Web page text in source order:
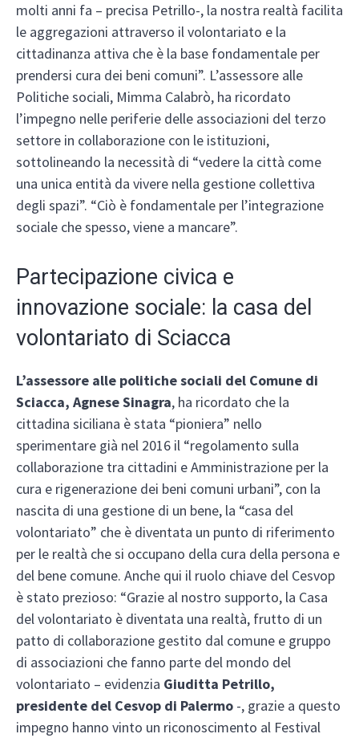
molti anni fa – precisa Petrillo-, la nostra realtà facilita
le aggregazioni attraverso il volontariato e la
cittadinanza attiva che è la base fondamentale per
prendersi cura dei beni comuni”. L’assessore alle
Politiche sociali, Mimma Calabrò, ha ricordato
l’impegno nelle periferie delle associazioni del terzo
settore in collaborazione con le istituzioni,
sottolineando la necessità di “vedere la città come
una unica entità da vivere nella gestione collettiva
degli spazi”. “Ciò è fondamentale per l’integrazione
sociale che spesso, viene a mancare”.
Partecipazione civica e
innovazione sociale: la casa del
volontariato di Sciacca
L’assessore alle politiche sociali del Comune di
Sciacca, Agnese Sinagra, ha ricordato che la
cittadina siciliana è stata “pioniera” nello
sperimentare già nel 2016 il “regolamento sulla
collaborazione tra cittadini e Amministrazione per la
cura e rigenerazione dei beni comuni urbani”, con la
nascita di una gestione di un bene, la “casa del
volontariato” che è diventata un punto di riferimento
per le realtà che si occupano della cura della persona e
del bene comune. Anche qui il ruolo chiave del Cesvop
è stato prezioso: “Grazie al nostro supporto, la Casa
del volontariato è diventata una realtà, frutto di un
patto di collaborazione gestito dal comune e gruppo
di associazioni che fanno parte del mondo del
volontariato – evidenzia Giuditta Petrillo,
presidente del Cesvop di Palermo -, grazie a questo
impegno hanno vinto un riconoscimento al Festival